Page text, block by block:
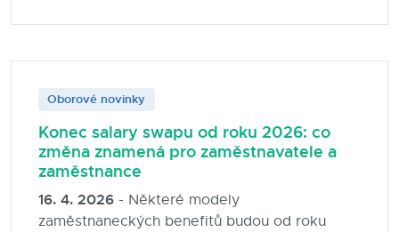
Oborové novinky
Konec salary swapu od roku 2026: co
změna znamená pro zaměstnavatele a
zaměstnance
16. 4. 2026 - Některé modely
zaměstnaneckých benefitů budou od roku